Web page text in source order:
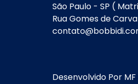
São Paulo - SP (
Rua Gomes de
Desenvolvido Por